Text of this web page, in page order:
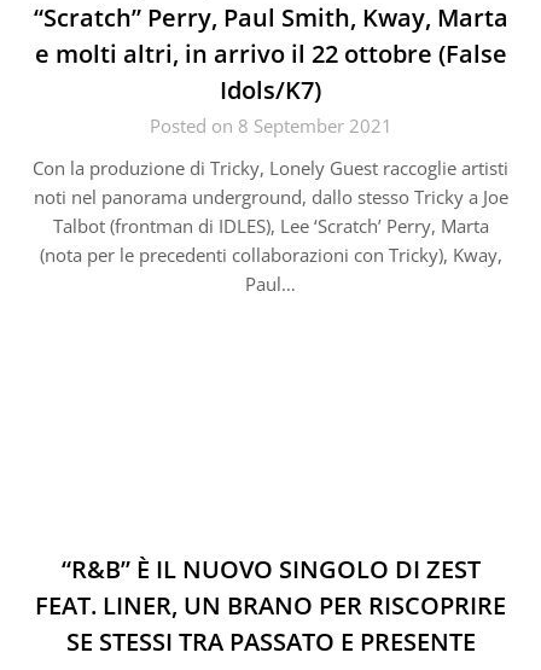
“Scratch” Perry, Paul Smith, Kway, Marta
e molti altri, in arrivo il 22 ottobre (False
Idols/K7)
Posted on 8 September 2021
Con la produzione di Tricky, Lonely Guest raccoglie artisti
noti nel panorama underground, dallo stesso Tricky a Joe
Talbot (frontman di IDLES), Lee ‘Scratch’ Perry, Marta
(nota per le precedenti collaborazioni con Tricky), Kway,
Paul…
“R&B” È IL NUOVO SINGOLO DI ZEST
FEAT. LINER, UN BRANO PER RISCOPRIRE
SE STESSI TRA PASSATO E PRESENTE